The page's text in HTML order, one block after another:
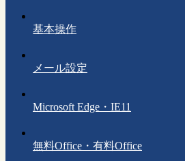
基本操作
メール設定
Microsoft Edge・IE11
無料Office・有料Office